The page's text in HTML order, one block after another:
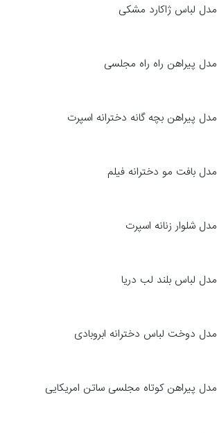
مدل لباس ژاکارد مشکی
مدل پیراهن راه راه مجلسی
مدل پیراهن بچه گانه دخترانه اسپرت
مدل بافت مو دخترانه فیلم
مدل شلوار زنانه اسپرت
مدل لباس بلند لب دریا
مدل دوخت لباس دخترانه ابروبادی
مدل پیراهن کوتاه مجلسی ساتن امریکایی